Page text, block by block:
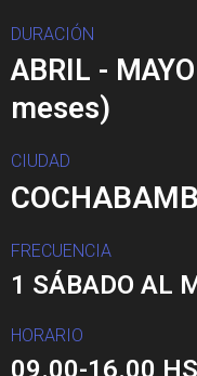
DURACIÓN
ABRIL -
meses)
CIUDAD
FRECUENCIA
1 SÁBADO AL
HORARIO
09.00-16.00 HS